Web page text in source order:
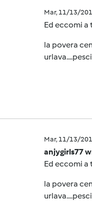
Mar, 11/13/
Ed eccomi a
la povera
Mar, 11/13/
anjygirls77
Ed eccomi a
la povera